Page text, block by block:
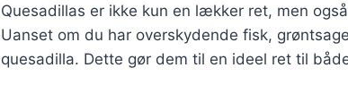
Quesadillas er ikke kun en lækker ret, men
Uanset om du har overskydende fisk,
quesadilla. Dette gør dem til en ideel ret til